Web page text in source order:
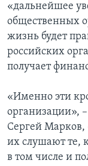
«дальнейшее
общественных
жизнь будет
российских
получает
«Именно эти
организации»,
Сергей Марков,
их слушают те,
в том числе и